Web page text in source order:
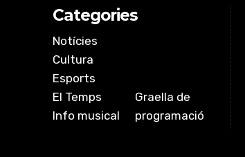
Categories
Notícies
Cultura
Esports
El Temps
Info musical
Graella de
programació